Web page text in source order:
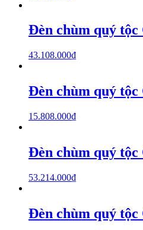
Đèn chùm quý tộc
43.108.000₫
Đèn chùm quý tộc
15.808.000₫
Đèn chùm quý tộc
53.214.000₫
Đèn chùm quý tộc